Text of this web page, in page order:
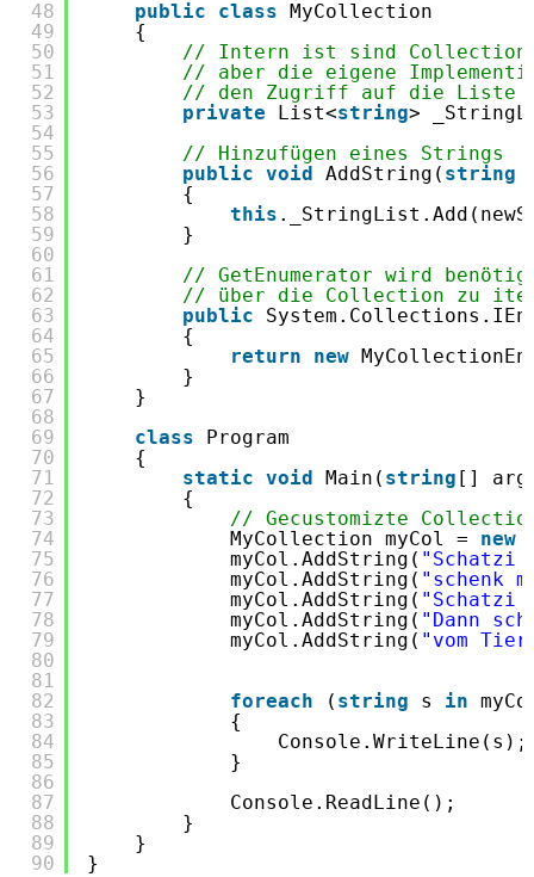
48
49
50
51
52
53
54
55
56
57
58
59
60
61
62
63
64
65
66
67
68
69
70
71
72
73
74
75
76
77
78
79
80
81
82
83
84
85
86
87
88
89
90
public
class
MyCollection
{
// Intern ist sind Collections
// aber die eigene
// den Zugriff auf die Liste
private
List<string>
// Hinzufügen eines Strings
public void AddString( string
{
this
}
// GetEnumerator wird
// über die Collection zu
public
{
return
new
}
}
class
Program
{
static void Main( string []
{
// Gecustomizte
MyCollection myCol = new
myCol.AddString( "Schatzi
myCol.AddString( "schenk
myCol.AddString( "Schatzi
myCol.AddString( "Dann
myCol.AddString( "vom
foreach ( string s in
{
Console.WriteLine(s);
}
Console.ReadLine();
}
}
}